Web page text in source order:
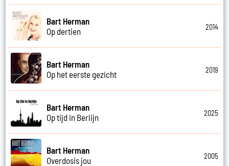
Bart Herman
Op dertien
2014
Bart Herman
Op het eerste gezicht
2019
Bart Herman
Op tijd in Berlijn
2025
Bart Herman
Overdosis jou
2005